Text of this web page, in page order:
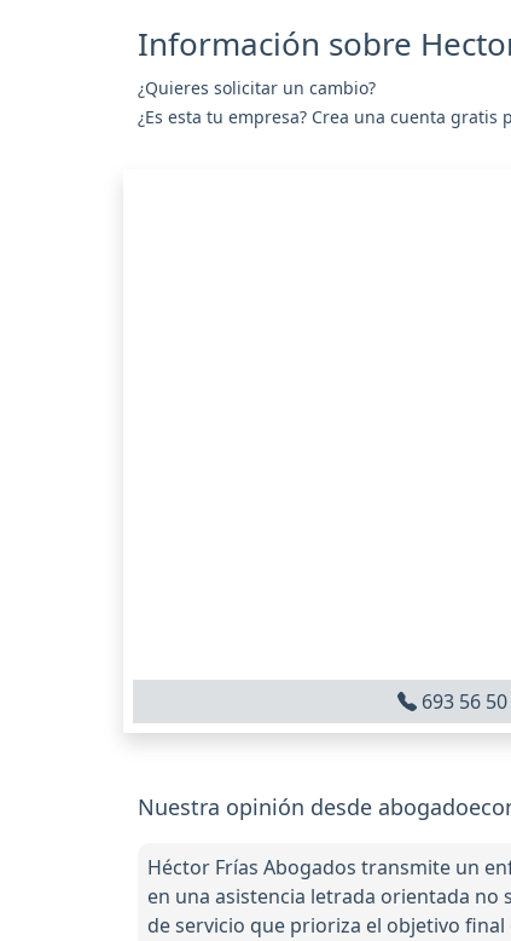
Información sobre
¿Quieres solicitar un cambio?
¿Es esta tu empresa? Crea una cuenta
693 56 50
Nuestra opinión desde
Héctor Frías Abogados transmite un
en una asistencia letrada orientada
de servicio que prioriza el objetivo